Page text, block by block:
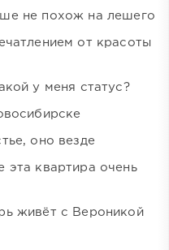
не похож на лешего
от красоты
у меня статус?
оно везде
эта квартира очень
живёт с Вероникой